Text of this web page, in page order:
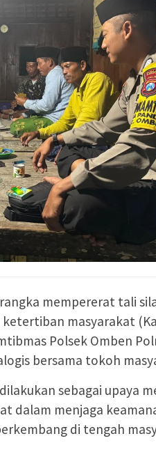
mempererat tali
masyarakat
Polsek Omben
bersama tokoh
sebagai upaya
dalam menjaga
di tengah